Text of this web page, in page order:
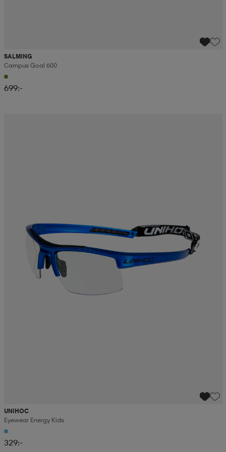
SALMING
Campus Goal 600
699:-
UNIHOC
Eyewear Energy Kids
329:-